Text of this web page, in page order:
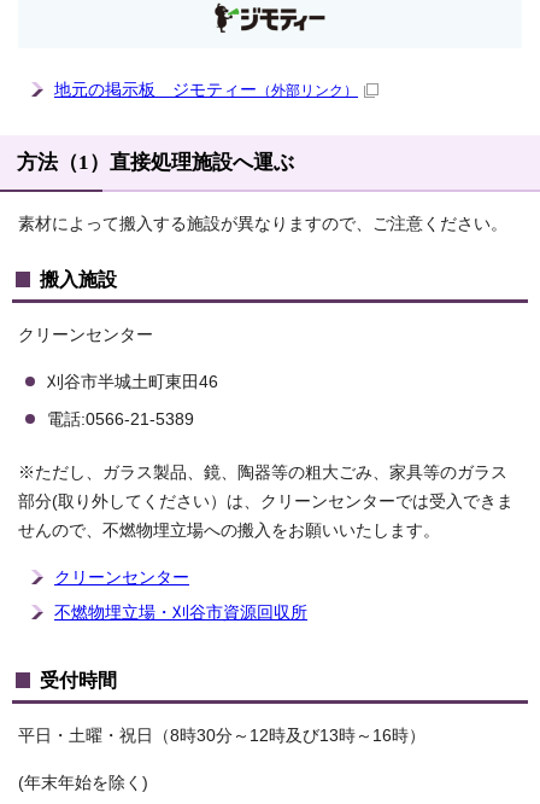
地元の掲示板 ジモティー （外部リンク）
方法（1）直接処理施設へ運ぶ
素材によって搬入する施設が異なりますので、ご注意ください。
搬入施設
クリーンセンター
刈谷市半城土町東田46
電話:0566-21-5389
※ただし、ガラス製品、鏡、陶器等の粗大ごみ、家具等のガラス
部分(取り外してください）は、クリーンセンターでは受入できま
せんので、不燃物埋立場への搬入をお願いいたします。
クリーンセンター
不燃物埋立場・刈谷市資源回収所
受付時間
平日・土曜・祝日（8時30分～12時及び13時～16時）
(年末年始を除く)